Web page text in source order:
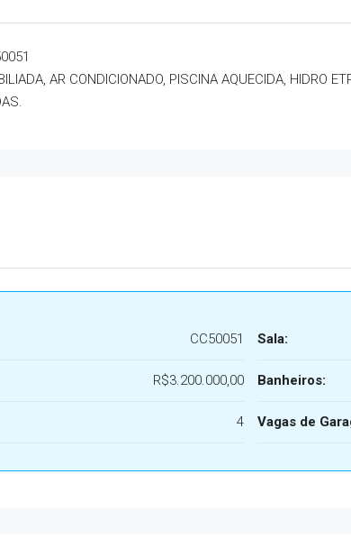
AR CONDICIONADO, PISCINA AQUECIDA, HIDRO
CC50051
R$3.200.000,00
4
Sala:
Banheiros:
Vagas de